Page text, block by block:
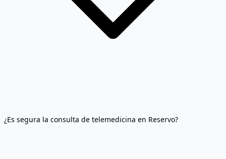
¿Es segura la consulta de telemedicina en Reservo?